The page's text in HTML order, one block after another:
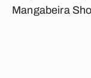
Mangabeira